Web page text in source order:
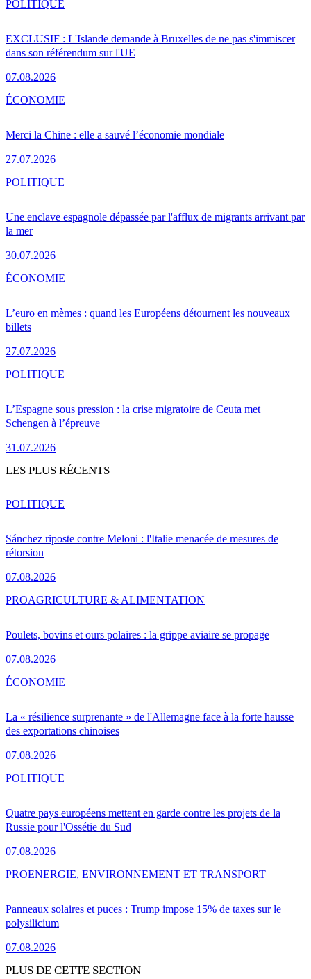
EXCLUSIF : L'Islande demande à Bruxelles de ne pas s'immiscer
dans son référendum sur l'UE
07.08.2026
POLITIQUE
Merci la Chine : elle a sauvé l’économie mondiale
27.07.2026
ÉCONOMIE
Une enclave espagnole dépassée par l'afflux de migrants arrivant par
la mer
30.07.2026
POLITIQUE
L’euro en mèmes : quand les Européens détournent les nouveaux
billets
27.07.2026
ÉCONOMIE
L’Espagne sous pression : la crise migratoire de Ceuta met
Schengen à l’épreuve
31.07.2026
POLITIQUE
LES PLUS RÉCENTS
Sánchez riposte contre Meloni : l'Italie menacée de mesures de
rétorsion
07.08.2026
POLITIQUE
Poulets, bovins et ours polaires : la grippe aviaire se propage
07.08.2026
PROAGRICULTURE & ALIMENTATION
La « résilience surprenante » de l'Allemagne face à la forte hausse
des exportations chinoises
07.08.2026
ÉCONOMIE
Quatre pays européens mettent en garde contre les projets de la
Russie pour l'Ossétie du Sud
07.08.2026
POLITIQUE
Panneaux solaires et puces : Trump impose 15% de taxes sur le
polysilicium
07.08.2026
PROENERGIE, ENVIRONNEMENT ET TRANSPORT
PLUS DE CETTE SECTION